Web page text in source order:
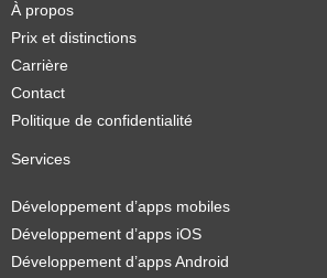
À propos
Prix et distinctions
Carrière
Contact
Politique de confidentialité
Services
Développement d’apps mobiles
Développement d’apps iOS
Développement d’apps Android